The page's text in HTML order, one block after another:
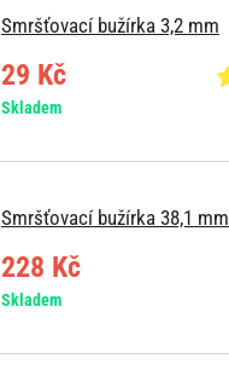
Smršťovací bužírka 3,2 mm
29 Kč
Skladem
Smršťovací bužírka 38,1 mm
228 Kč
Skladem